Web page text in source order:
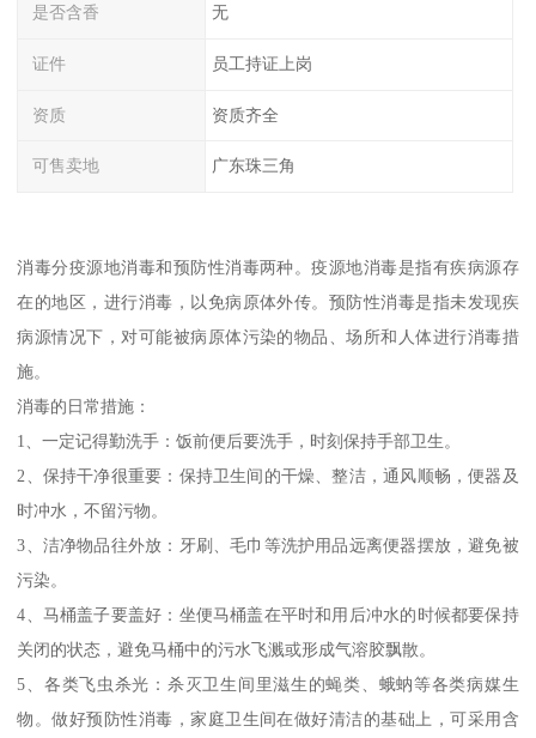
是否含香 无
证件 员工持证上岗
资质 资质齐全
可售卖地 广东珠三角
消毒分疫源地消毒和预防性消毒两种。疫源地消毒是指有疾病源存
在的地区，进行消毒，以免病原体外传。预防性消毒是指未发现疾
病源情况下，对可能被病原体污染的物品、场所和人体进行消毒措
施。
消毒的日常措施：
1、一定记得勤洗手：饭前便后要洗手，时刻保持手部卫生。
2、保持干净很重要：保持卫生间的干燥、整洁，通风顺畅，便器及
时冲水，不留污物。
3、洁净物品往外放：牙刷、毛巾等洗护用品远离便器摆放，避免被
污染。
4、马桶盖子要盖好：坐便马桶盖在平时和用后冲水的时候都要保持
关闭的状态，避免马桶中的污水飞溅或形成气溶胶飘散。
5、各类飞虫杀光：杀灭卫生间里滋生的蝇类、蛾蚋等各类病媒生
物。做好预防性消毒，家庭卫生间在做好清洁的基础上，可采用含